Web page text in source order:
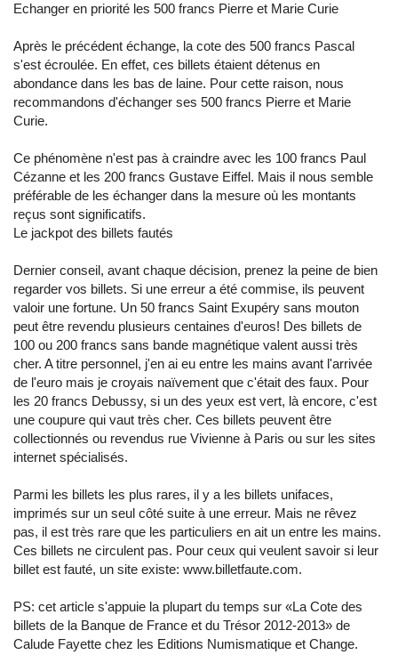
Echanger en priorité les 500 francs Pierre et Marie Curie
Après le précédent échange, la cote des 500 francs Pascal
s'est écroulée. En effet, ces billets étaient détenus en
abondance dans les bas de laine. Pour cette raison, nous
recommandons d'échanger ses 500 francs Pierre et Marie
Curie.
Ce phénomène n'est pas à craindre avec les 100 francs Paul
Cézanne et les 200 francs Gustave Eiffel. Mais il nous semble
préférable de les échanger dans la mesure où les montants
reçus sont significatifs.
Le jackpot des billets fautés
Dernier conseil, avant chaque décision, prenez la peine de bien
regarder vos billets. Si une erreur a été commise, ils peuvent
valoir une fortune. Un 50 francs Saint Exupéry sans mouton
peut être revendu plusieurs centaines d'euros! Des billets de
100 ou 200 francs sans bande magnétique valent aussi très
cher. A titre personnel, j'en ai eu entre les mains avant l'arrivée
de l'euro mais je croyais naïvement que c'était des faux. Pour
les 20 francs Debussy, si un des yeux est vert, là encore, c'est
une coupure qui vaut très cher. Ces billets peuvent être
collectionnés ou revendus rue Vivienne à Paris ou sur les sites
internet spécialisés.
Parmi les billets les plus rares, il y a les billets unifaces,
imprimés sur un seul côté suite à une erreur. Mais ne rêvez
pas, il est très rare que les particuliers en ait un entre les mains.
Ces billets ne circulent pas. Pour ceux qui veulent savoir si leur
billet est fauté, un site existe: www.billetfaute.com.
PS: cet article s'appuie la plupart du temps sur «La Cote des
billets de la Banque de France et du Trésor 2012-2013» de
Calude Fayette chez les Editions Numismatique et Change.